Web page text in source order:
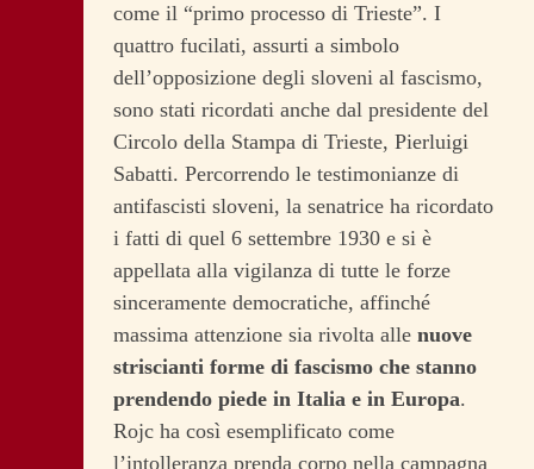
come il “primo processo di Trieste”. I
quattro fucilati, assurti a simbolo
dell’opposizione degli sloveni al fascismo,
sono stati ricordati anche dal presidente del
Circolo della Stampa di Trieste, Pierluigi
Sabatti. Percorrendo le testimonianze di
antifascisti sloveni, la senatrice ha ricordato
i fatti di quel 6 settembre 1930 e si è
appellata alla vigilanza di tutte le forze
sinceramente democratiche, affinché
massima attenzione sia rivolta alle nuove
striscianti forme di fascismo che stanno
prendendo piede in Italia e in Europa.
Rojc ha così esemplificato come
l’intolleranza prenda corpo nella campagna